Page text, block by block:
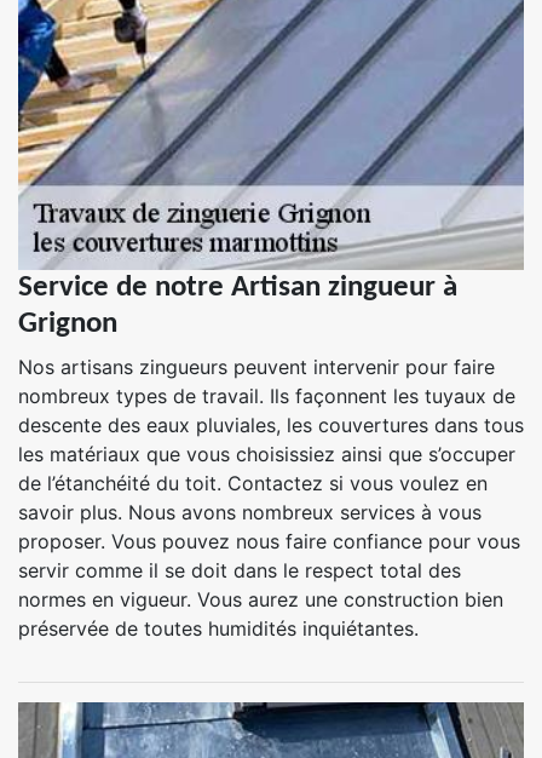
Service de notre Artisan zingueur à
Grignon
Nos artisans zingueurs peuvent intervenir pour faire
nombreux types de travail. Ils façonnent les tuyaux de
descente des eaux pluviales, les couvertures dans tous
les matériaux que vous choisissiez ainsi que s’occuper
de l’étanchéité du toit. Contactez si vous voulez en
savoir plus. Nous avons nombreux services à vous
proposer. Vous pouvez nous faire confiance pour vous
servir comme il se doit dans le respect total des
normes en vigueur. Vous aurez une construction bien
préservée de toutes humidités inquiétantes.